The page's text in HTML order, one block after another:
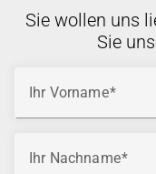
Sie wollen uns
Sie
Ihr Vorname
Ihr Nachname